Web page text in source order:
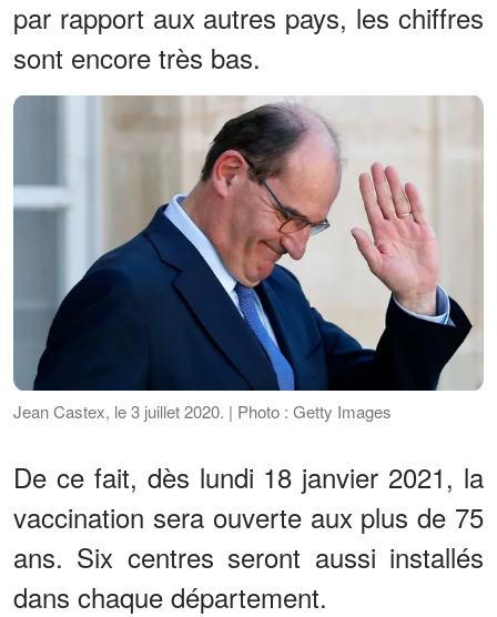
par rapport aux autres pays, les chiffres
sont encore très bas.
Jean Castex, le 3 juillet 2020. | Photo : Getty Images
De ce fait, dès lundi 18 janvier 2021, la
vaccination sera ouverte aux plus de 75
ans. Six centres seront aussi installés
dans chaque département.